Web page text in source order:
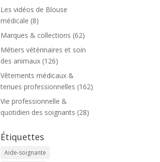
Les vidéos de Blouse
médicale (8)
Marques & collections (62)
Métiers vétérinaires et soin
des animaux (126)
Vêtements médicaux &
tenues professionnelles (162)
Vie professionnelle &
quotidien des soignants (28)
Étiquettes
Aide-soignante